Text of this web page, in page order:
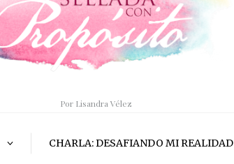
Por Lisandra Vélez
CHARLA: DESAFIANDO MI REALIDAD